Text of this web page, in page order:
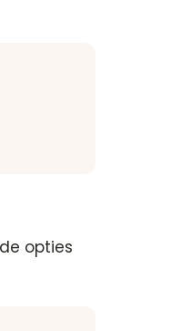
opties